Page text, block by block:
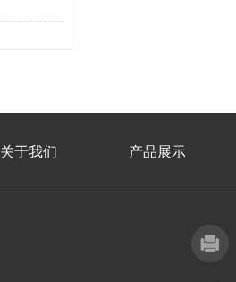
关于我们 产品展示